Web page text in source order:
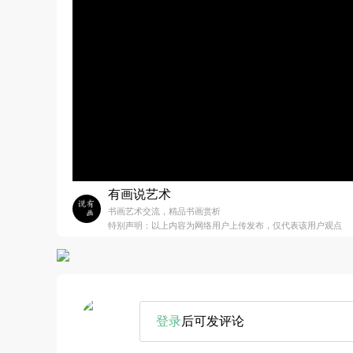
有画说艺术
书画艺术交流，精品书画赏析
特别声明：以上内容为网络用户上传发布，仅代表该用户观点
登录后可发评论